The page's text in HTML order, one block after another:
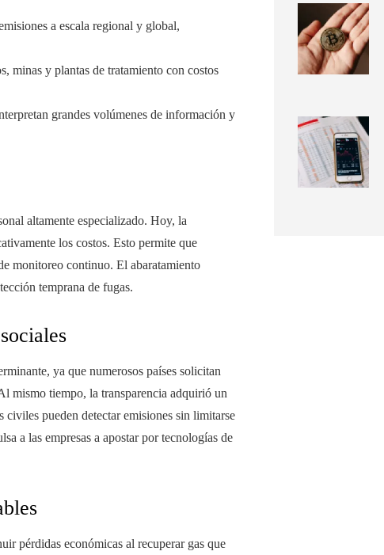
a escala regional y global,
minas y plantas de tratamiento con costos
grandes volúmenes de información y
altamente especializado. Hoy, la
los costos. Esto permite que
monitoreo continuo. El abaratamiento
temprana de fugas.
ya que numerosos países solicitan
mismo tiempo, la transparencia adquirió un
civiles pueden detectar emisiones sin limitarse
a las empresas a apostar por tecnologías de
pérdidas económicas al recuperar gas que